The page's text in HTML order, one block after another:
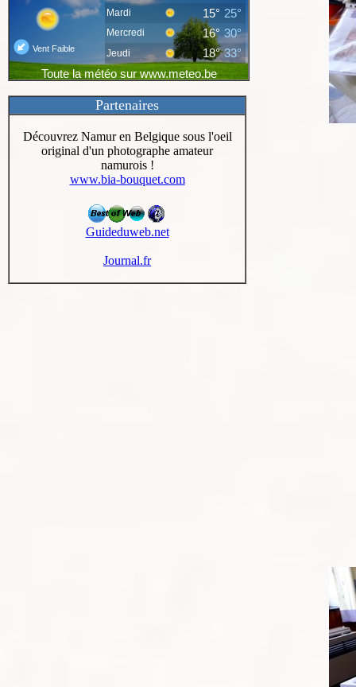
Partenaires
Découvrez Namur en Belgique sous l'oeil
original d'un photographe amateur
namurois !
www.bia-bouquet.com
Guideduweb.net
Journal.fr